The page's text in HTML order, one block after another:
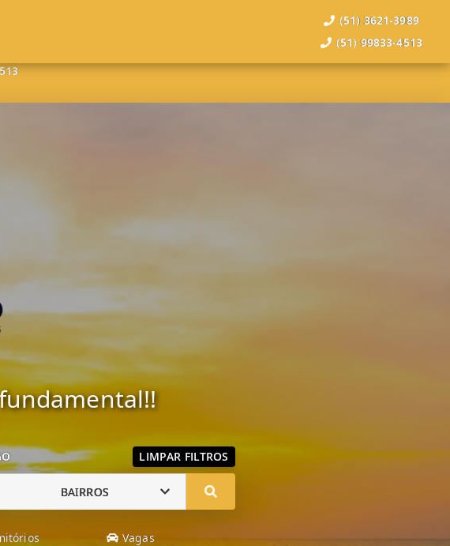
(51) 3621-3989
(51) 99833-4513
LIMPAR FILTROS
BAIRROS
Vagas